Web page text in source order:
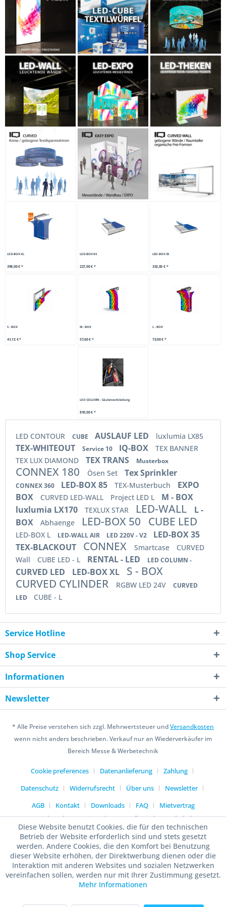
LED COLUMN - Säulenverkleidung
810,00 € *
S - BOX
41,12 € *
M - BOX
57,60 € *
L - BOX
73,00 € *
LED-BOX XL
398,00 € *
LED-BOX 85
227,00 € *
LED-BOX 35
332,00 € *
LED CONTOUR CUBE AUSLAUF LED luxlumia LX85
TEX-WHITEOUT Service 10 IQ-BOX
TEX BANNER
TEX LUX DIAMOND
TEX TRANS Musterbox
CONNEX 180 Ösen Set Tex Sprinkler
CONNEX 360 LED-BOX 85 TEX-Musterbuch
EXPO
BOX
CURVED LED-WALL Project LED L
M - BOX
luxlumia LX170
TEXLUX STAR LED-WALL
L -
BOX
Abhaenge LED-BOX 50 CUBE LED
LED-BOX L LED-WALL AIR LED 220V - V2
LED-BOX 35
TEX-BLACKOUT
CONNEX Smartcase
CURVED
Wall
CUBE LED - L RENTAL - LED LED COLUMN -
CURVED LED LED-BOX XL
S - BOX
CURVED CYLINDER
RGBW LED 24V
CURVED
LED
CUBE - L
Service Hotline
Shop Service
Informationen
Newsletter
* Alle Preise verstehen sich zzgl. Mehrwertsteuer undVersandkosten
wenn nicht anders beschrieben. Verkauf nur an Wiederverkäufer im
Bereich Messe & Werbetechnik
Cookie preferences Datenanlieferung
Zahlung
Datenschutz
Widerrufsrecht Über uns
Newsletter
AGB
Kontakt Downloads FAQ
Mietvertrag
Copyright © by proprinto.de 2013 - Alle Rechte vorbehalten
Diese Website benutzt Cookies, die für den technischen
Betrieb der Website erforderlich sind und stets gesetzt
werden. Andere Cookies, die den Komfort bei Benutzung
dieser Website erhöhen, der Direktwerbung dienen oder die
Interaktion mit anderen Websites und sozialen Netzwerken
vereinfachen sollen, werden nur mit Ihrer Zustimmung gesetzt.
Mehr Informationen